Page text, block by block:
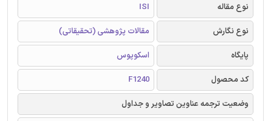
نوع مقاله
ISI
نوع نگارش
مقالات پژوهشی (تحقیقاتی)
پایگاه
اسکوپوس
کد محصول
F1240
وضعیت ترجمه عناوین تصاویر و جداول